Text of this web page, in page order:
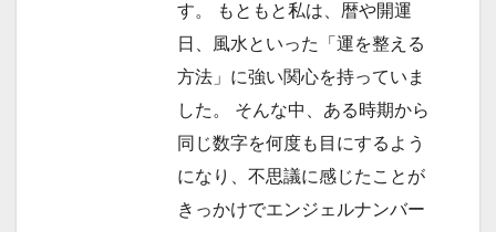
す。 もともと私は、暦や開運
日、風水といった「運を整える
方法」に強い関心を持っていま
した。 そんな中、ある時期から
同じ数字を何度も目にするよう
になり、不思議に感じたことが
きっかけでエンジェルナンバー